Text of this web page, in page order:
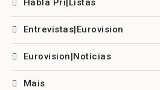
Habla Pri|Listas
Entrevistas|Eurovision
Eurovision|Notícias
Mais